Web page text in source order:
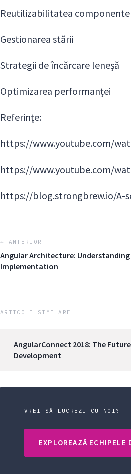
Reutilizabilitatea
Gestionarea stării
Strategii de încărcare leneșă
Optimizarea performanței
Referințe:
https://www.youtube.com/
https://www.youtube.com/
https://blog.strongbrew.io/A-
← ANTERIOR
Angular Architecture: Understanding
Implementation
ARTICOLE SIMILARE
AngularConnect 2018: The
Development
VREI SĂ LUCREZI CU NOI?
EXPLOREAZĂ ECHIPELE